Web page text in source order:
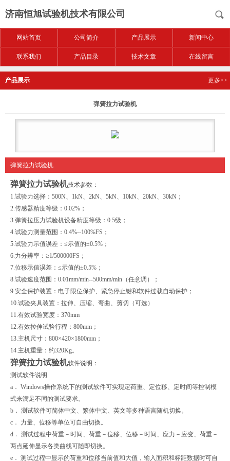
济南恒旭试验机技术有限公司
网站首页 公司简介 产品展示 新闻中心
联系我们 产品目录 技术文章 在线留言
产品展示 更多>>
弹簧拉力试验机
弹簧拉力试验机
弹簧拉力试验机技术参数：
1.试验力选择：500N、1kN、2kN、5kN、10kN、20kN、30kN；
2.传感器精度等级：0.02%；
3.弹簧拉压力试验机设备精度等级：0.5级；
4.试验力测量范围：0.4%--100%FS；
5.试验力示值误差：≤示值的±0.5%；
6.力分辨率：≥1/500000FS；
7.位移示值误差：≤示值的±0.5%；
8.试验速度范围：0.01mm/min--500mm/min（任意调）；
9.安全保护装置：电子限位保护、紧急停止键和软件过载自动保护；
10.试验夹具装置：拉伸、压缩、弯曲、剪切（可选）
11.有效试验宽度：370mm
12.有效拉伸试验行程：800mm；
13.主机尺寸：800×420×1800mm；
14.主机重量：约320Kg。
弹簧拉力试验机软件说明：
测试软件说明
a． Windows操作系统下的测试软件可实现定荷重、定位移、定时间等控制模
式来满足不同的测试要求。
b． 测试软件可简体中文、繁体中文、英文等多种语言随机切换。
c． 力量、位移等单位可自由切换。
d． 测试过程中荷重－时间、荷重－位移、位移－时间、应力－应变、荷重－
两点延伸显示各类曲线可随即切换。
e． 测试过程中显示的荷重和位移当前值和大值，输入面积和标距数据时可自